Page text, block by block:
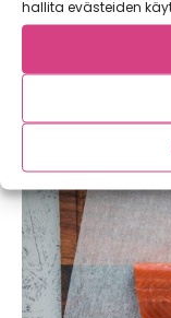
hallita evästeiden
Kotimaista